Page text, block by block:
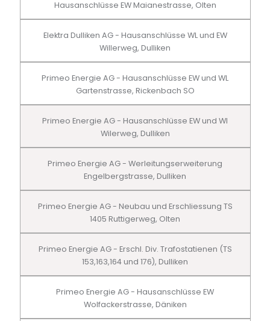
Hausanschlüsse EW Maianestrasse, Olten
Elektra Dulliken AG - Hausanschlüsse WL und EW
Willerweg, Dulliken
Primeo Energie AG - Hausanschlüsse EW und WL
Gartenstrasse, Rickenbach SO
Primeo Energie AG - Hausanschlüsse EW und Wl
Wilerweg, Dulliken
Primeo Energie AG - Werleitungserweiterung
Engelbergstrasse, Dulliken
Primeo Energie AG - Neubau und Erschliessung TS
1405 Ruttigerweg, Olten
Primeo Energie AG - Erschl. Div. Trafostatienen (TS
153,163,164 und 176), Dulliken
Primeo Energie AG - Hausanschlüsse EW
Wolfackerstrasse, Däniken